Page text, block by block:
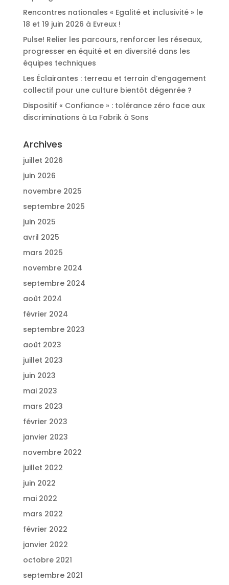
Rencontres nationales « Egalité et inclusivité » le
18 et 19 juin 2026 à Evreux !
Pulse! Relier les parcours, renforcer les réseaux,
progresser en équité et en diversité dans les
équipes techniques
Les Éclairantes : terreau et terrain d’engagement
collectif pour une culture bientôt dégenrée ?
Dispositif « Confiance » : tolérance zéro face aux
discriminations à La Fabrik à Sons
Archives
juillet 2026
juin 2026
novembre 2025
septembre 2025
juin 2025
avril 2025
mars 2025
novembre 2024
septembre 2024
août 2024
février 2024
septembre 2023
août 2023
juillet 2023
juin 2023
mai 2023
mars 2023
février 2023
janvier 2023
novembre 2022
juillet 2022
juin 2022
mai 2022
mars 2022
février 2022
janvier 2022
octobre 2021
septembre 2021